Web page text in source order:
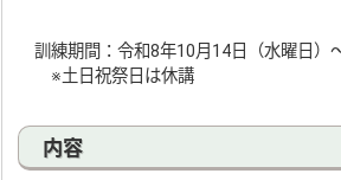
訓練期間：令和8年10月14日（水曜日）
※土日祝祭日は休講
内容